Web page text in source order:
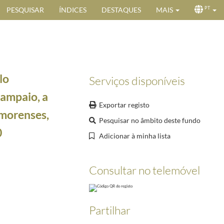
PESQUISAR ÍNDICES DESTAQUES MAIS PT
ONU no território
o apoio de Portugal até ao dia da comsulta e a cooperação com Portugal na
apoiar Timor-Leste durante o período de transição, bem como um resumo do mesmo
no território
1999-04-07/1999-04-07
Serviços disponíveis
Exportar registo
Pesquisar no âmbito deste fundo
Adicionar à minha lista
Consultar no telemóvel
Partilhar
a